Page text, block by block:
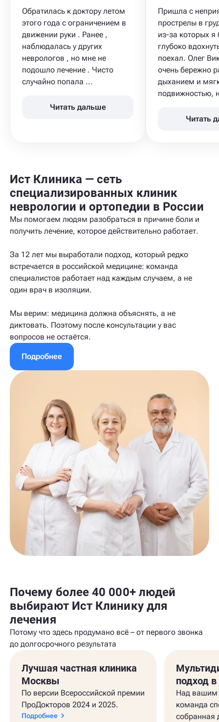
Обратилась к доктору летом
этого года с ограничением в
движении руки . Ранее ,
наблюдалась у других
неврологов , но мне не
подошло лечение . Чисто
случайно попала ...
Читать дальше
Пришла с
прострелы в
из-за которых я
глубоко
поехал. Олег
очень бережно
дыханием и
подвижностью,
Читать
Ист Клиника — сеть
специализированных клиник
неврологии и ортопедии в России
Мы помогаем людям разобраться в причине боли и
получить лечение, которое действительно работает.
За 12 лет мы выработали подход, который редко
встречается в российской медицине: команда
специалистов работает над каждым случаем, а не
один врач в изоляции.
Мы верим: медицина должна объяснять, а не
диктовать. Поэтому после консультации у вас
вопросов не остаётся.
Подробнее
Почему более 40 000+ людей
выбирают Ист Клинику для
лечения
Потому что здесь продумано всё – от первого звонка
до долгосрочного результата
Лучшая частная клиника
Москвы
По версии Всероссийской премии
ПроДокторов 2024 и 2025.
Подробнее
подход
Над вашим
команда
собранная